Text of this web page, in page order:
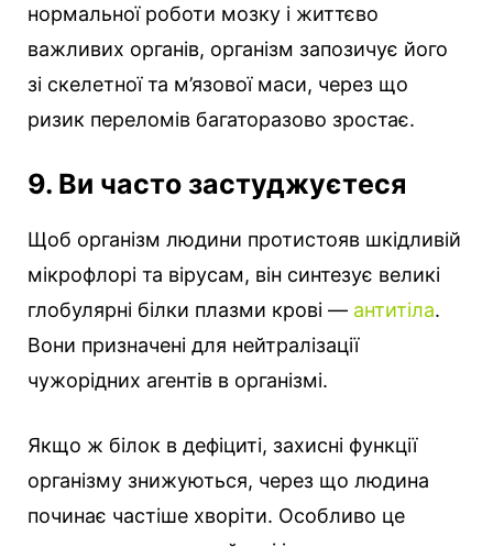
нормальної роботи мозку і життєво
важливих органів, організм запозичує його
зі скелетної та м’язової маси, через що
ризик переломів багаторазово зростає.
9. Ви часто застуджуєтеся
Щоб організм людини протистояв шкідливій
мікрофлорі та вірусам, він синтезує великі
глобулярні білки плазми крові — антитіла.
Вони призначені для нейтралізації
чужорідних агентів в організмі.
Якщо ж білок в дефіциті, захисні функції
організму знижуються, через що людина
починає частіше хворіти. Особливо це